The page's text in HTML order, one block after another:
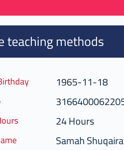
teaching methods
1965-11-18
24 Hours
Samah